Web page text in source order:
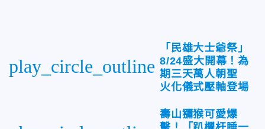
play_circle_outline
「民雄大士爺祭」
8/24盛大開幕！為
期三天萬人朝聖
火化儀式壓軸登場
壽山獼猴可愛爆